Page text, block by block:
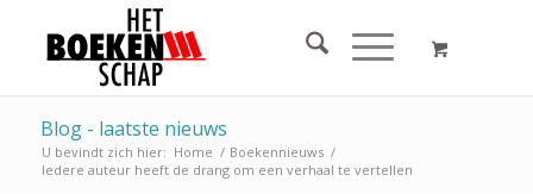
Blog - laatste nieuws
U bevindt zich hier: Home / Boekennieuws /
Iedere auteur heeft de drang om een verhaal te vertellen